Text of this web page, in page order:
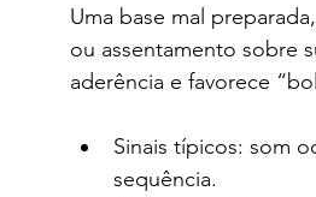
Uma base mal
ou assentamento sobre
aderência e favorece
Sinais típicos: som
sequência.